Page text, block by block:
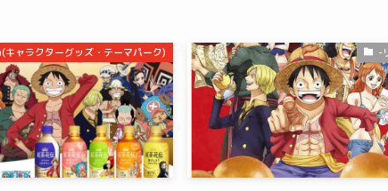
キャラクターグッズ・テーマパーク) -